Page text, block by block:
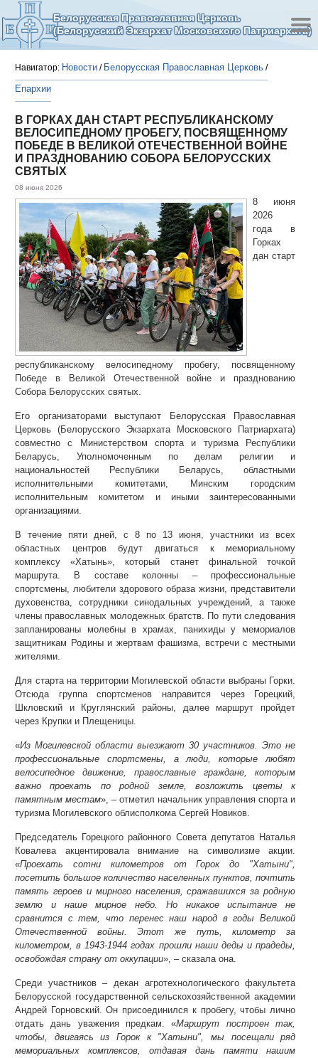
Белорусская Православная Церковь
(Белорусский Экзархат Московского Патриархата)
Навигатор: Новости / Белорусская Православная Церковь /
Епархии
В ГОРКАХ ДАН СТАРТ РЕСПУБЛИКАНСКОМУ
ВЕЛОСИПЕДНОМУ ПРОБЕГУ, ПОСВЯЩЕННОМУ
ПОБЕДЕ В ВЕЛИКОЙ ОТЕЧЕСТВЕННОЙ ВОЙНЕ
И ПРАЗДНОВАНИЮ СОБОРА БЕЛОРУССКИХ
СВЯТЫХ
08 июня 2026
8 июня
2026
года в
Горках
дан старт
республиканскому велосипедному пробегу, посвященному
Победе в Великой Отечественной войне и празднованию
Собора Белорусских святых.
Его организаторами выступают Белорусская Православная
Церковь (Белорусского Экзархата Московского Патриархата)
совместно с Министерством спорта и туризма Республики
Беларусь, Уполномоченным по делам религии и
национальностей Республики Беларусь, областными
исполнительными комитетами, Минским городским
исполнительным комитетом и иными заинтересованными
организациями.
В течение пяти дней, с 8 по 13 июня, участники из всех
областных центров будут двигаться к мемориальному
комплексу «Хатынь», который станет финальной точкой
маршрута. В составе колонны – профессиональные
спортсмены, любители здорового образа жизни, представители
духовенства, сотрудники синодальных учреждений, а также
члены православных молодежных братств. По пути следования
запланированы молебны в храмах, панихиды у мемориалов
защитникам Родины и жертвам фашизма, встречи с местными
жителями.
Для старта на территории Могилевской области выбраны Горки.
Отсюда группа спортсменов направится через Горецкий,
Шкловский и Круглянский районы, далее маршрут пройдет
через Крупки и Плещеницы.
«Из Могилевской области выезжают 30 участников. Это не
профессиональные спортсмены, а люди, которые любят
велосипедное движение, православные граждане, которым
важно проехать по родной земле, возложить цветы к
памятным местам», – отметил начальник управления спорта и
туризма Могилевского облисполкома Сергей Новиков.
Председатель Горецкого районного Совета депутатов Наталья
Ковалева акцентировала внимание на символизме акции.
«Проехать сотни километров от Горок до "Хатыни",
посетить большое количество населенных пунктов, почтить
память героев и мирного населения, сражавшихся за родную
землю и наше мирное небо. Но никакое испытание не
сравнится с тем, что перенес наш народ в годы Великой
Отечественной войны. Этот же путь, километр за
километром, в 1943-1944 годах прошли наши деды и прадеды,
освобождая страну от оккупации», – сказала она.
Среди участников – декан агротехнологического факультета
Белорусской государственной сельскохозяйственной академии
Андрей Горновский. Он присоединился к пробегу, чтобы лично
отдать дань уважения предкам. «Маршрут построен так,
чтобы, двигаясь из Горок к "Хатыни", мы посещали ряд
мемориальных комплексов, отдавая дань памяти нашим